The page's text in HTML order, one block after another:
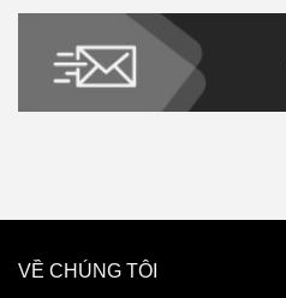
VỀ CHÚNG TÔI